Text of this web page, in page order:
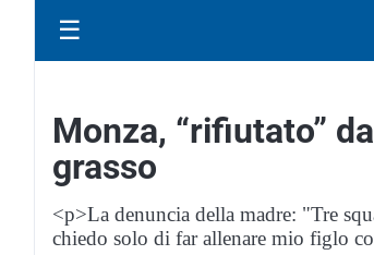
☰
Monza, “rifiutato”
grasso
<p>La denuncia della madre: "Tre
chiedo solo di far allenare mio figlo